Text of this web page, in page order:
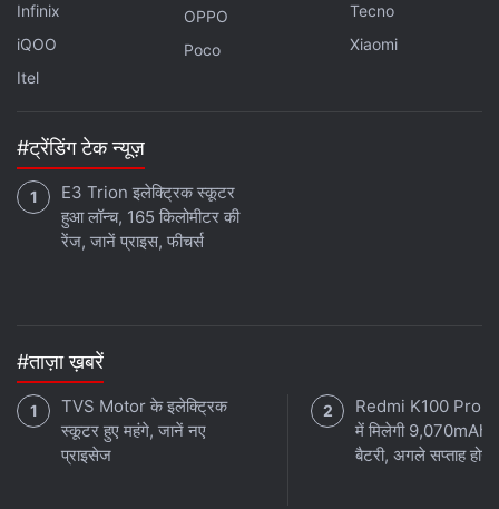
Infinix
iQOO
Itel
OPPO
Poco
Tecno
Xiaomi
#ट्रेंडिंग टेक न्यूज़
E3 Trion इलेक्ट्रिक स्कूटर
हुआ लॉन्च, 165 किलोमीटर की
रेंज, जानें प्राइस, फीचर्स
#ताज़ा ख़बरें
TVS Motor के इलेक्ट्रिक
स्कूटर हुए महंगे, जानें नए
प्राइसेज
Redmi K100 Pro
में मिलेगी 9,070mAh
बैटरी, अगले सप्ताह होगा